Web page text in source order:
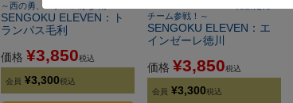
～西の勇、２チームが参戦！～
SENGOKU ELEVEN：ト
ランパス毛利
価格 ¥3,850税込
会員 ¥3,300税込
チーム参戦！～
SENGOKU ELEVEN：エ
インゼーレ徳川
価格 ¥3,850税込
会員 ¥3,300税込